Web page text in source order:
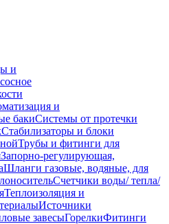
и
и
бакиСистемы от протечки
Стабилизаторы и блоки
Трубы и фитинги для
Запорно-регулирующая,
Шланги газовые, водяные, для
Счетчики воды/ тепла/
Теплоизоляция и
Источники
завесыГорелкиФитинги